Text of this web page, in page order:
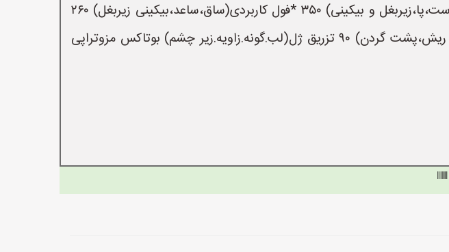
خط لاین ۵۵ صورت ۵۵ زیربغل ۵۰ *توتال خانم ها(کل بدن) ۴۵۰ *فول بادی(دست،پا،زیربغل و بیکینی) ۳۵۰ *فول کاربردی(ساق،ساعد،بیکینی زیربغل) ۲۶۰
*توتال اقایان ۵۸۰ *بالاتنه اقایان(سینه،شکم+پشت کامل) ۳۵۰ *آنکارد(گونه،زیر ریش،پشت گردن) ۹۰ تزریق ژل(لب.گونه.زاویه.زیر چشم) بوتاکس مزوتراپی